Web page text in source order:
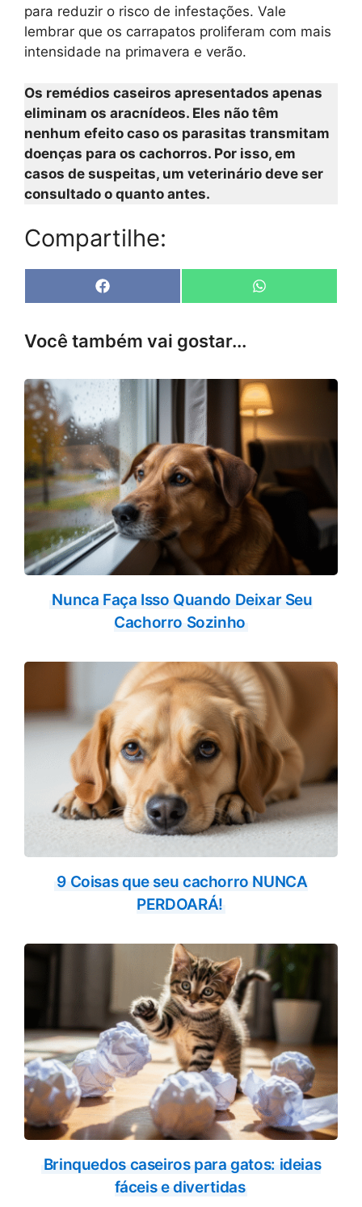
para reduzir o risco de infestações. Vale
lembrar que os carrapatos proliferam com mais
intensidade na primavera e verão.
Os remédios caseiros apresentados apenas
eliminam os aracnídeos. Eles não têm
nenhum efeito caso os parasitas transmitam
doenças para os cachorros. Por isso, em
casos de suspeitas, um veterinário deve ser
consultado o quanto antes.
Compartilhe:
Share
on
F
a
e
b
k
Share
on
W
h
p
Você também vai gostar...
Nunca Faça Isso Quando Deixar Seu
Cachorro Sozinho
9 Coisas que seu cachorro NUNCA
PERDOARÁ!
Brinquedos caseiros para gatos: ideias
fáceis e divertidas